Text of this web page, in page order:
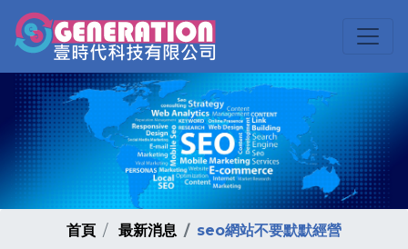
首頁 最新消息 seo網站不要默默經營